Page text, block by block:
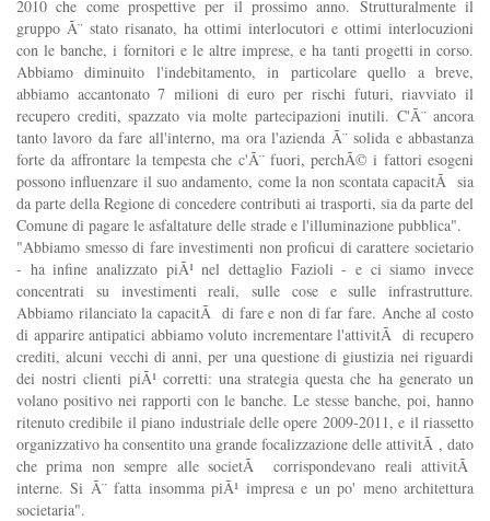
2010 che come prospettive per il prossimo anno. Strutturalmente il
gruppo Ã¨ stato risanato, ha ottimi interlocutori e ottimi interlocuzioni
con le banche, i fornitori e le altre imprese, e ha tanti progetti in corso.
Abbiamo diminuito l'indebitamento, in particolare quello a breve,
abbiamo accantonato 7 milioni di euro per rischi futuri, riavviato il
recupero crediti, spazzato via molte partecipazioni inutili. C'Ã¨ ancora
tanto lavoro da fare all'interno, ma ora l'azienda Ã¨ solida e abbastanza
forte da affrontare la tempesta che c'Ã¨ fuori, perchÃ© i fattori esogeni
possono influenzare il suo andamento, come la non scontata capacitÃ sia
da parte della Regione di concedere contributi ai trasporti, sia da parte del
Comune di pagare le asfaltature delle strade e l'illuminazione pubblica".
"Abbiamo smesso di fare investimenti non proficui di carattere societario
- ha infine analizzato piÃ¹ nel dettaglio Fazioli - e ci siamo invece
concentrati su investimenti reali, sulle cose e sulle infrastrutture.
Abbiamo rilanciato la capacitÃ di fare e non di far fare. Anche al costo
di apparire antipatici abbiamo voluto incrementare l'attivitÃ di recupero
crediti, alcuni vecchi di anni, per una questione di giustizia nei riguardi
dei nostri clienti piÃ¹ corretti: una strategia questa che ha generato un
volano positivo nei rapporti con le banche. Le stesse banche, poi, hanno
ritenuto credibile il piano industriale delle opere 2009-2011, e il riassetto
organizzativo ha consentito una grande focalizzazione delle attivitÃ , dato
che prima non sempre alle societÃ corrispondevano reali attivitÃ
interne. Si Ã¨ fatta insomma piÃ¹ impresa e un po' meno architettura
societaria".